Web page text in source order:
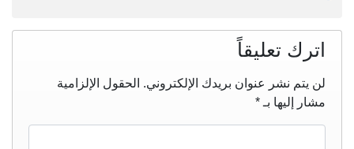
اترك تعليقاً
لن يتم نشر عنوان بريدك الإلكتروني. الحقول الإلزامية
مشار إليها بـ *